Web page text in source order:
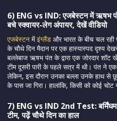
6) ENG vs IND: एजबेस्टन में ऋषभ
बचे स्क्वायर-लेग अंपायर, देखें वीडियो
एजबेस्टन मेंइंग्लैंड और भारत के बीच चल रही
के चौथे दिन मैदान पर एक हास्यास्पद दृश्य
बल्लेबाज ऋषभ पंत के द्वारा एक जोरदार
टीम दूसरी पारी के पहले सत्र में थी। पंत ने
लेकिन, इस दौरान उनका बल्ला उनके हाथ से
के पास जा गिरा। हालांकि, किसी को कोई चोट
7) ENG vs IND 2nd Test:
टीम, पढ़ें चौथे दिन का हाल